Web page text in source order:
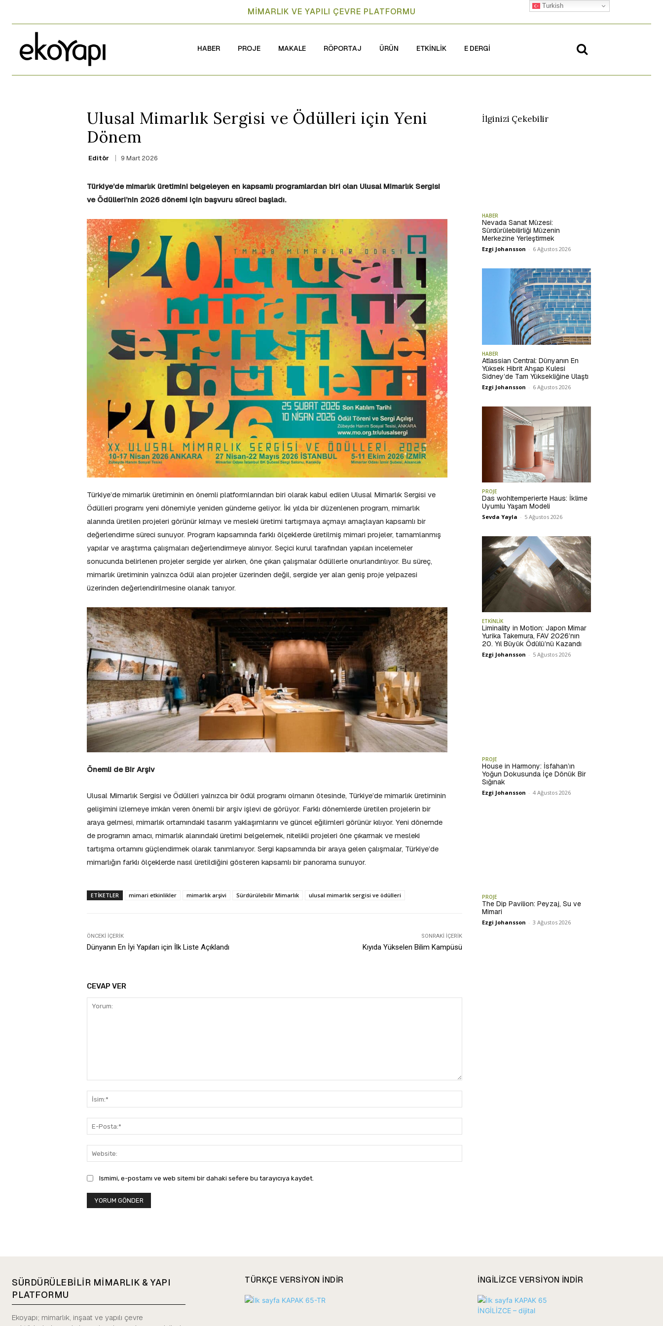
MİMARLIK VE YAPILI ÇEVRE PLATFORMU
HABER PROJE MAKALE RÖPORTAJ ÜRÜN ETKİNLİK E DERGİ
Ulusal Mimarlık Sergisi ve Ödülleri için Yeni
Dönem
Editör 9 Mart 2026
Türkiye’de mimarlık üretimini belgeleyen en kapsamlı programlardan biri olan Ulusal Mimarlık Sergisi
ve Ödülleri’nin 2026 dönemi için başvuru süreci başladı.
Türkiye’de mimarlık üretiminin en önemli platformlarından biri olarak kabul edilen Ulusal Mimarlık Sergisi ve
Ödülleri programı yeni dönemiyle yeniden gündeme geliyor. İki yılda bir düzenlenen program, mimarlık
alanında üretilen projeleri görünür kılmayı ve mesleki üretimi tartışmaya açmayı amaçlayan kapsamlı bir
değerlendirme süreci sunuyor. Program kapsamında farklı ölçeklerde üretilmiş mimari projeler, tamamlanmış
yapılar ve araştırma çalışmaları değerlendirmeye alınıyor. Seçici kurul tarafından yapılan incelemeler
sonucunda belirlenen projeler sergide yer alırken, öne çıkan çalışmalar ödüllerle onurlandırılıyor. Bu süreç,
mimarlık üretiminin yalnızca ödül alan projeler üzerinden değil, sergide yer alan geniş proje yelpazesi
üzerinden değerlendirilmesine olanak tanıyor.
Önemli de Bir Arşiv
Ulusal Mimarlık Sergisi ve Ödülleri yalnızca bir ödül programı olmanın ötesinde, Türkiye’de mimarlık üretiminin
gelişimini izlemeye imkân veren önemli bir arşiv işlevi de görüyor. Farklı dönemlerde üretilen projelerin bir
araya gelmesi, mimarlık ortamındaki tasarım yaklaşımlarını ve güncel eğilimleri görünür kılıyor. Yeni dönemde
de programın amacı, mimarlık alanındaki üretimi belgelemek, nitelikli projeleri öne çıkarmak ve mesleki
tartışma ortamını güçlendirmek olarak tanımlanıyor. Sergi kapsamında bir araya gelen çalışmalar, Türkiye’de
mimarlığın farklı ölçeklerde nasıl üretildiğini gösteren kapsamlı bir panorama sunuyor.
ETIKETLER mimari etkinlikler mimarlık arşivi Sürdürülebilir Mimarlık ulusal mimarlık sergisi ve ödülleri
ÖNCEKI İÇERIK
Dünyanın En İyi Yapıları için İlk Liste Açıklandı
SONRAKI İÇERIK
Kıyıda Yükselen Bilim Kampüsü
CEVAP VER
Posta:*
Ismimi, e-postamı ve web sitemi bir dahaki sefere bu tarayıcıya kaydet.
İlginizi Çekebilir
HABER
Nevada Sanat Müzesi:
Sürdürülebilirliği Müzenin
Merkezine Yerleştirmek
Ezgi Johansson - 6 Ağustos 2026
HABER
Atlassian Central: Dünyanın En
Yüksek Hibrit Ahşap Kulesi
Sidney’de Tam Yüksekliğine Ulaştı
Ezgi Johansson - 6 Ağustos 2026
PROJE
Das wohltemperierte Haus: İklime
Uyumlu Yaşam Modeli
Sevda Yayla - 5 Ağustos 2026
ETKİNLİK
Liminality in Motion: Japon Mimar
Yurika Takemura, FAV 2026’nın
20. Yıl Büyük Ödülü’nü Kazandı
Ezgi Johansson - 5 Ağustos 2026
PROJE
House in Harmony: İsfahan’ın
Yoğun Dokusunda İçe Dönük Bir
Sığınak
Ezgi Johansson - 4 Ağustos 2026
PROJE
The Dip Pavilion: Peyzaj, Su ve
Mimari
Ezgi Johansson - 3 Ağustos 2026
SÜRDÜRÜLEBİLİR MİMARLIK & YAPI
PLATFORMU
Ekoyapı; mimarlık, inşaat ve yapılı çevre
TÜRKÇE VERSIYON INDIR INGILIZCE VERSIYON INDIR
Turkish